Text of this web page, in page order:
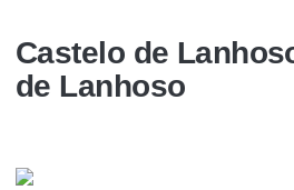
Castelo de
de Lanhoso